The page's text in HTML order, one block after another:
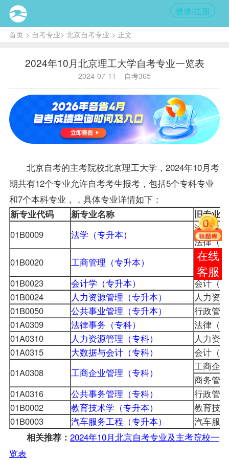
登录/注册
首页> 自考专业> 北京自考专业 > 正文
2024年10月北京理工大学自考专业一览表
2024-07-11 自考365
北京自考的主考院校北京理工大学，2024年10月考
期共有12个专业允许自考考生报考，包括5个专科专业
和7个本科专业，，具体专业详情如下：
新专业代码 新专业名称
旧专业
01B0009
法学（专升本）
法律（
法律（
01B0020
工商管理（专升本）
工商企
商务管
01B0023
会计学（专升本）
会计（
01B0024
人力资源管理（专升本）
人力资
01B0050
公共事业管理（专升本）
行政管
01A0309
法律事务（专科）
法律（
01A0310
人力资源管理（专科）
人力资
01A0315
大数据与会计（专科）
会计（
01A0308
工商企业管理（专科）
工商企
商务管
01A0316
公共事务管理（专科）
行政管
01B0002
教育技术学（专升本）
教育技
01B0003
汽车服务工程（专升本）
汽车服
相关推荐： 2024年10月北京自考专业及主考院校一
览表
在线
客服